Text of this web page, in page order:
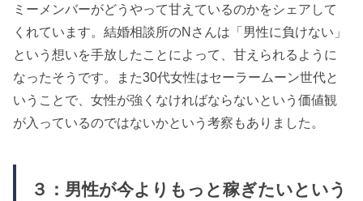
ミーメンバーがどうやって甘えているのかをシェアして
くれています。結婚相談所のNさんは「男性に負けない」
という想いを手放したことによって、甘えられるように
なったそうです。また30代女性はセーラームーン世代と
いうことで、女性が強くなければならないという価値観
が入っているのではないかという考察もありました。
３：男性が今よりもっと稼ぎたいという